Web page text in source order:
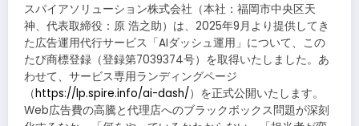
スパイアソリューション株式会社（本社：福岡市中央区天
神、代表取締役：原 浩之助）は、2025年9月より提供してき
た広告運用代行サービス「AIダッシュ運用」について、この
たび商標登録（登録第7039374号）を取得いたしました。あ
わせて、サービス専用ランディングページ
（https://lp.spire.info/ai-dash/）を正式公開いたします。
Web広告費の高騰と代理店へのブラックボックス問題が深刻